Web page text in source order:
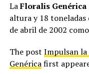
LaFloralis Genérica
altura y 18 toneladas
de abril de 2002
The post Impulsan la
Genéricafirst